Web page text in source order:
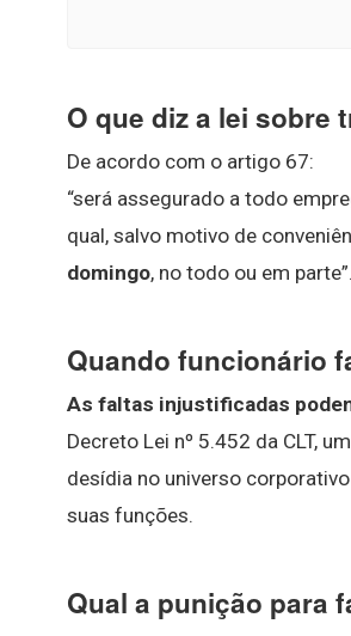
O que diz a lei sobre
De acordo com o artigo 67:
“será assegurado a todo
qual, salvo motivo de
domingo, no todo ou em parte”.
Quando funcionário
As faltas injustificadas
Decreto Lei nº 5.452 da CLT,
desídia no universo
suas funções.
Qual a punição para